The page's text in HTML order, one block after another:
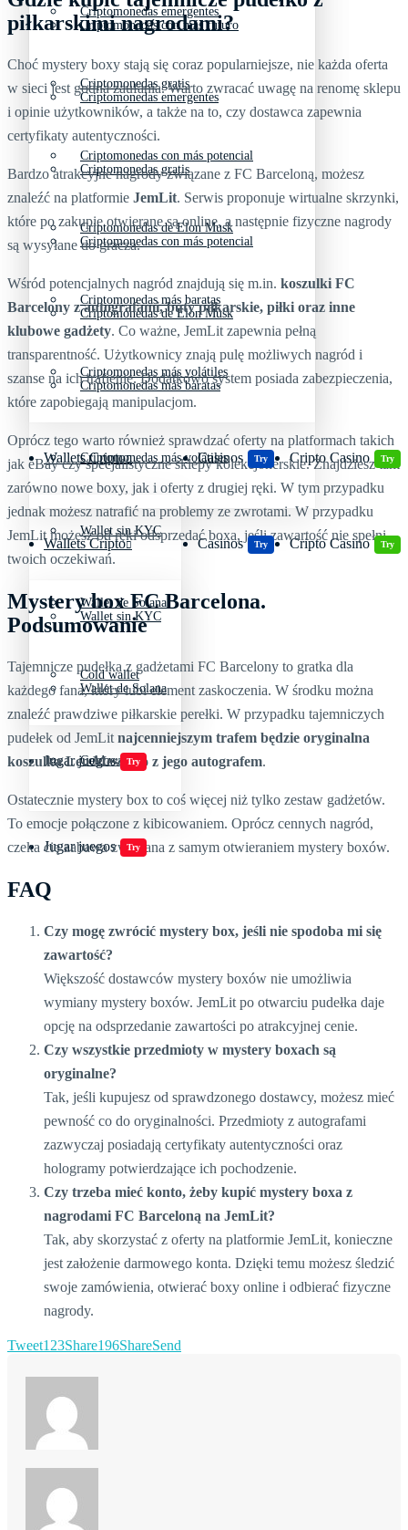
Criptomonedas emergentes
Criptomonedas gratis
Criptomonedas con más potencial
Criptomonedas de Elon Musk
Criptomonedas más baratas
Criptomonedas más volátiles
Wallets Cripto
Wallet sin KYC
Wallet de Solana
Cold wallet
Casinos Try Cripto Casino Try
Jugar juegos Try
Criptomonedas con más futuro
Criptomonedas emergentes
Criptomonedas gratis
Criptomonedas con más potencial
Criptomonedas de Elon Musk
Criptomonedas más baratas
Criptomonedas más volátiles
Wallets Cripto
Wallet sin KYC
Wallet de Solana
Cold wallet
Casinos Try Cripto Casino Try
Jugar juegos Try
piłkarskimi nagrodami?
Choć mystery boxy stają się coraz popularniejsze, nie każda oferta
w sieci jest godna zaufania. Warto zwracać uwagę na renomę sklepu
i opinie użytkowników, a także na to, czy dostawca zapewnia
certyfikaty autentyczności.
Bardzo atrakcyjne nagrody związane z FC Barceloną, możesz
znaleźć na platformie JemLit. Serwis proponuje wirtualne skrzynki,
które po zakupie otwierane są online, a następnie fizyczne nagrody
są wysyłane do gracza.
Wśród potencjalnych nagród znajdują się m.in. koszulki FC
Barcelony z autografami, buty piłkarskie, piłki oraz inne
klubowe gadżety. Co ważne, JemLit zapewnia pełną
transparentność. Użytkownicy znają pulę możliwych nagród i
szanse na ich trafienie. Dodatkowo system posiada zabezpieczenia,
które zapobiegają manipulacjom.
Oprócz tego warto również sprawdzać oferty na platformach takich
jak eBay czy specjalistyczne sklepy kolekcjonerskie. Znajdziesz tam
zarówno nowe boxy, jak i oferty z drugiej ręki. W tym przypadku
jednak możesz natrafić na problemy ze zwrotami. W przypadku
JemLit możesz od ręki odsprzedać boxa, jeśli zawartość nie spełni
twoich oczekiwań.
Mystery box FC Barcelona.
Podsumowanie
Tajemnicze pudełka z gadżetami FC Barcelony to gratka dla
każdego fana, który lubi element zaskoczenia. W środku można
znaleźć prawdziwe piłkarskie perełki. W przypadku tajemniczych
pudełek od JemLit najcenniejszym trafem będzie oryginalna
koszulka Leo Messiego z jego autografem.
Ostatecznie mystery box to coś więcej niż tylko zestaw gadżetów.
To emocje połączone z kibicowaniem. Oprócz cennych nagród,
czeka cię zabawa związana z samym otwieraniem mystery boxów.
FAQ
Czy mogę zwrócić mystery box, jeśli nie spodoba mi się
zawartość?
Większość dostawców mystery boxów nie umożliwia
wymiany mystery boxów. JemLit po otwarciu pudełka daje
opcję na odsprzedanie zawartości po atrakcyjnej cenie.
Czy wszystkie przedmioty w mystery boxach są
oryginalne?
Tak, jeśli kupujesz od sprawdzonego dostawcy, możesz mieć
pewność co do oryginalności. Przedmioty z autografami
zazwyczaj posiadają certyfikaty autentyczności oraz
hologramy potwierdzające ich pochodzenie.
Czy trzeba mieć konto, żeby kupić mystery boxa z
nagrodami FC Barceloną na JemLit?
Tak, aby skorzystać z oferty na platformie JemLit, konieczne
jest założenie darmowego konta. Dzięki temu możesz śledzić
swoje zamówienia, otwierać boxy online i odbierać fizyczne
nagrody.
Tweet123Share196ShareSend